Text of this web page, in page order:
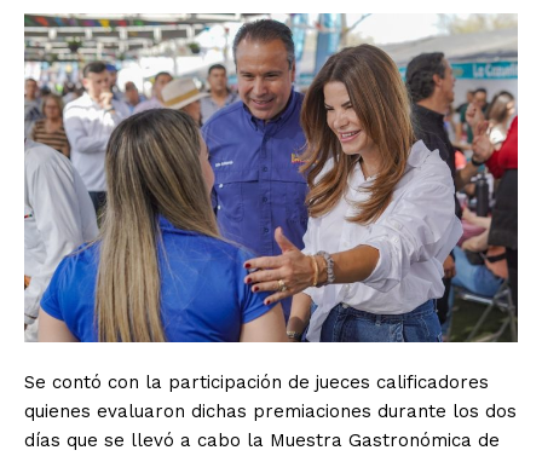
Se contó con la participación de jueces calificadores
quienes evaluaron dichas premiaciones durante los dos
días que se llevó a cabo la Muestra Gastronómica de